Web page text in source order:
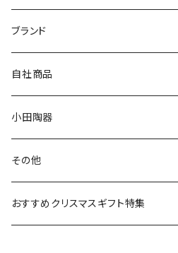
マグ＆カップ
プレート
ボウル
ガラスウェア
カトラリー
ムーミン
80th記念アイテム
リトルミイの日記念アイテム
MOOMIN ANIMATION
スヌーピー
ピーターラビット
ポケットモンスター
ブランド
LA AMYS(エミーズ)
LISA LARSON(リサラーソン)
LAURA ASHLEY(ローラ アシュレイ)
Finlayson(フィンレイソン)
自社商品
ねこ企画
Cecera(セセラ)
CELEC(セレック)
小田陶器
さざなみ
吉祥
その他
リサイクル食器
おすすめクリスマスギフト特集